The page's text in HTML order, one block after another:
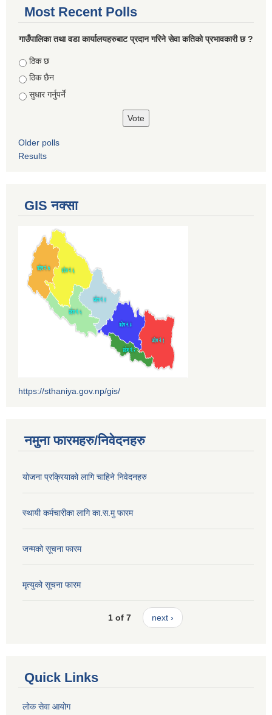
Most Recent Polls
गाउँपालिका तथा वडा कार्यालयहरुबाट प्रदान गरिने सेवा कतिको प्रभावकारी छ ?
Choices
ठिक छ
ठिक छैन
सुधार गर्नुपर्ने
Older polls
Results
GIS नक्सा
https://sthaniya.gov.np/gis/
नमुना फारमहरु/निवेदनहरु
योजना प्रक्रियाको लागि चाहिने निवेदनहरु
स्थायी कर्मचारीका लागि का.स.मु फारम
जन्मको सूचना फारम
मृत्युको सूचना फारम
1 of 7 next ›
Quick Links
लोक सेवा आयोग